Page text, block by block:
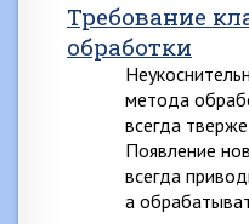
Требование
обработки
метода
всегда
Появление
всегда
а